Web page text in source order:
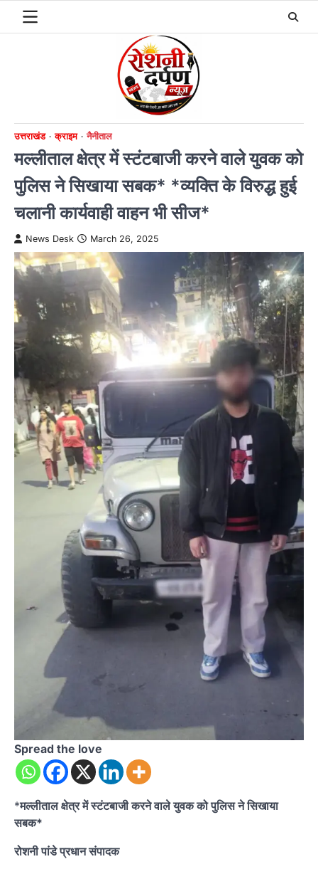
उत्तराखंड क्राइम नैनीताल
मल्लीताल क्षेत्र में स्टंटबाजी करने वाले युवक को
पुलिस ने सिखाया सबक* *व्यक्ति के विरुद्ध हुई
चलानी कार्यवाही वाहन भी सीज*
News Desk March 26, 2025
Spread the love
*मल्लीताल क्षेत्र में स्टंटबाजी करने वाले युवक को पुलिस ने सिखाया
सबक*
रोशनी पांडे प्रधान संपादक